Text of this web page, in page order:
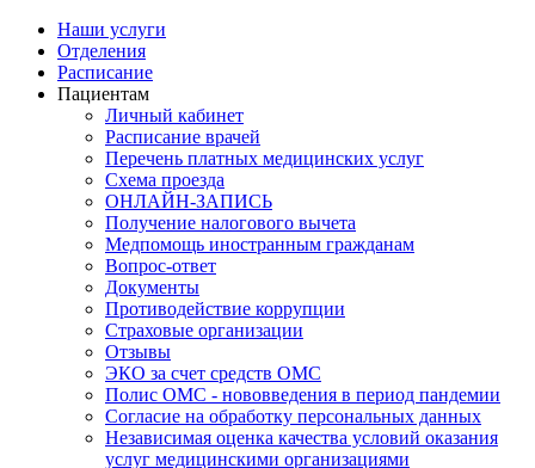
Наши услуги
Отделения
Расписание
Пациентам
Личный кабинет
Расписание врачей
Перечень платных медицинских услуг
Схема проезда
ОНЛАЙН-ЗАПИСЬ
Получение налогового вычета
Медпомощь иностранным гражданам
Вопрос-ответ
Документы
Противодействие коррупции
Страховые организации
Отзывы
ЭКО за счет средств ОМС
Полис ОМС - нововведения в период пандемии
Согласие на обработку персональных данных
Независимая оценка качества условий оказания
услуг медицинскими организациями